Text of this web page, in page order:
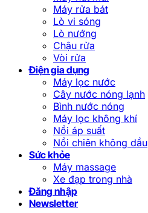
Máy rửa bát
Lò vi sóng
Lò nướng
Chậu rửa
Vòi rửa
Điện gia dụng
Máy lọc nước
Cây nước nóng lạnh
Bình nước nóng
Máy lọc không khí
Nồi áp suất
Nồi chiên không dầu
Sức khỏe
Máy massage
Xe đạp trong nhà
Đăng nhập
Newsletter